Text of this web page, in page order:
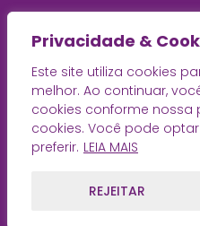
Privacidade &
Este site utiliza cookies
melhor. Ao continuar,
cookies conforme
cookies. Você pode
preferir. LEIA MAIS
REJEITAR
© 2025Rede de Diaconia